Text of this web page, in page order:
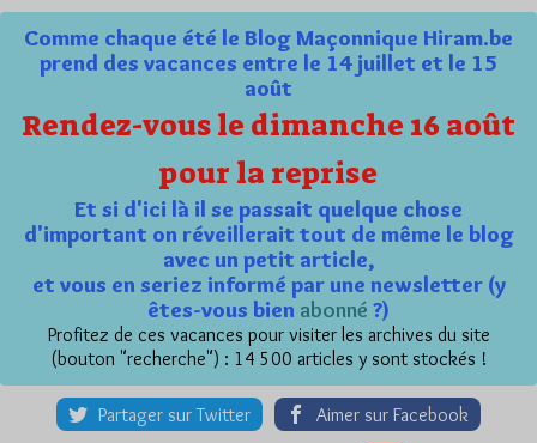
Comme chaque été le Blog Maçonnique Hiram.be
prend des vacances entre le 14 juillet et le 15
août
Rendez-vous le dimanche 16 août
pour la reprise
Et si d'ici là il se passait quelque chose
d'important on réveillerait tout de même le blog
avec un petit article,
et vous en seriez informé par une newsletter (y
êtes-vous bien abonné ?)
Profitez de ces vacances pour visiter les archives du site
(bouton "recherche") : 14 500 articles y sont stockés !
Partager sur Twitter Aimer sur Facebook